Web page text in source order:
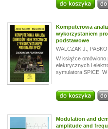
Komputerowa
wykorzystaniem
podstawowe
WALCZAK J.
PASKO
W książce omówiono
elektrycznych i
symulatora SPICE. W
Modulation and
amplitude and